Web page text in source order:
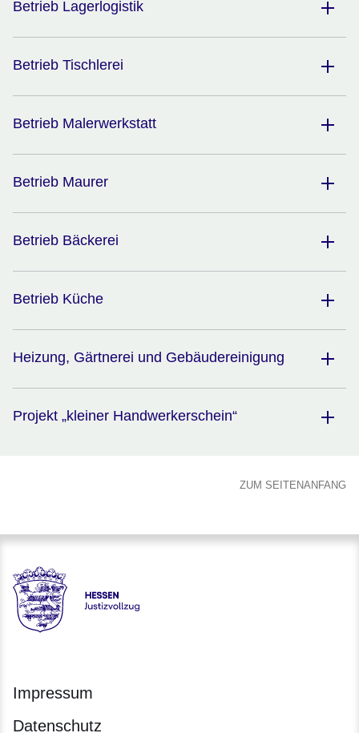
Betrieb Lagerlogistik
Betrieb Tischlerei
Betrieb Malerwerkstatt
Betrieb Maurer
Betrieb Bäckerei
Betrieb Küche
Heizung, Gärtnerei und Gebäudereinigung
Projekt „kleiner Handwerkerschein“
ZUM SEITENANFANG
Hessen - Justizvollzug Hessen
Impressum
Datenschutz